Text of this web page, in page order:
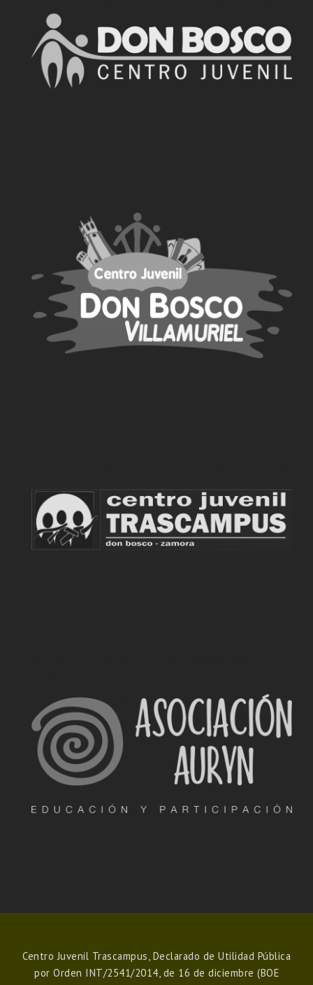
Centro Juvenil Trascampus, Declarado de Utilidad Pública
por Orden INT/2541/2014, de 16 de diciembre (BOE